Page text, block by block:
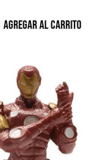
AGREGAR AL CARRITO